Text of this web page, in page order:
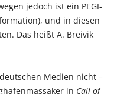
jedoch ist ein PEGI-
und in diesen
Das heißt A. Breivik
Medien nicht –
in Call of